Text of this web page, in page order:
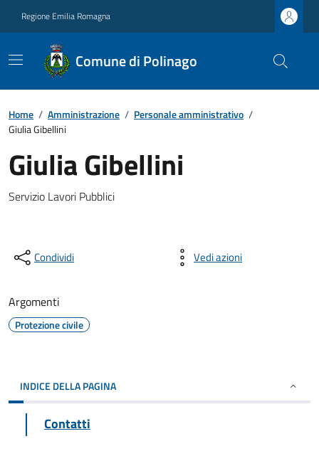
Regione Emilia Romagna
Comune di Polinago
Home / Amministrazione / Personale amministrativo /
Giulia Gibellini
Giulia Gibellini
Servizio Lavori Pubblici
Condividi Vedi azioni
Argomenti
Protezione civile
INDICE DELLA PAGINA
Contatti